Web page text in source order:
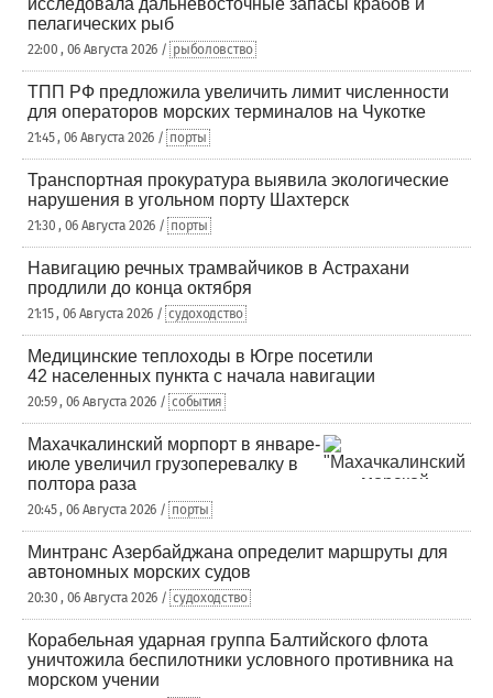
пелагических рыб
22:00 , 06 Августа 2026 / рыболовство
ТПП РФ предложила увеличить лимит численности
для операторов морских терминалов на Чукотке
21:45 , 06 Августа 2026 / порты
Транспортная прокуратура выявила экологические
нарушения в угольном порту Шахтерск
21:30 , 06 Августа 2026 / порты
Навигацию речных трамвайчиков в Астрахани
продлили до конца октября
21:15 , 06 Августа 2026 / судоходство
Медицинские теплоходы в Югре посетили
42 населенных пункта с начала навигации
20:59 , 06 Августа 2026 / события
Махачкалинский морпорт в январе-
июле увеличил грузоперевалку в
полтора раза
20:45 , 06 Августа 2026 / порты
Минтранс Азербайджана определит маршруты для
автономных морских судов
20:30 , 06 Августа 2026 / судоходство
Корабельная ударная группа Балтийского флота
уничтожила беспилотники условного противника на
морском учении